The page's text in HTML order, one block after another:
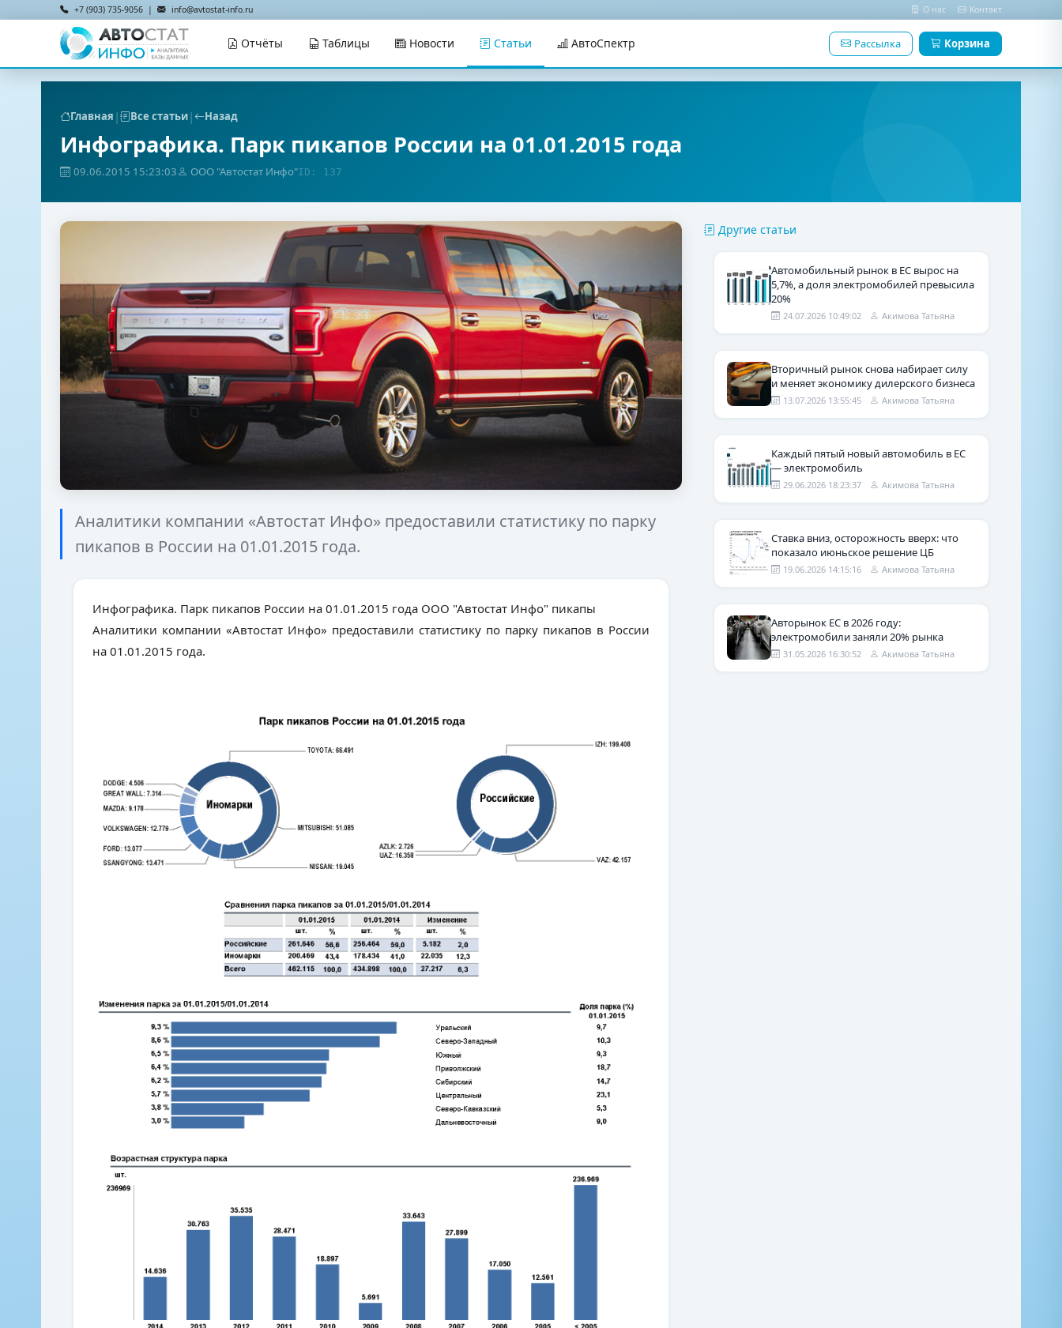
+7 (903) 735-9056 | info@avtostat-info.ru О нас Контакт
Отчёты Таблицы Новости Статьи АвтоСпектр Рассылка Корзина
Главная | Все статьи| Назад
Инфографика. Парк пикапов России на 01.01.2015 года
09.06.2015 15:23:03 ООО "Автостат Инфо"ID: 137
Аналитики компании «Автостат Инфо» предоставили статистику по парку
пикапов в России на 01.01.2015 года.
Инфографика. Парк пикапов России на 01.01.2015 года ООО "Автостат Инфо" пикапы
Аналитики компании «Автостат Инфо» предоставили статистику по парку пикапов в России
на 01.01.2015 года.
Другие статьи
Автомобильный рынок в ЕС вырос на
5,7%, а доля электромобилей превысила
20%
24.07.2026 10:49:02 Акимова Татьяна
Вторичный рынок снова набирает силу
и меняет экономику дилерского бизнеса
13.07.2026 13:55:45 Акимова Татьяна
Каждый пятый новый автомобиль в ЕС
— электромобиль
29.06.2026 18:23:37 Акимова Татьяна
Ставка вниз, осторожность вверх: что
показало июньское решение ЦБ
19.06.2026 14:15:16 Акимова Татьяна
Авторынок ЕС в 2026 году:
электромобили заняли 20% рынка
31.05.2026 16:30:52 Акимова Татьяна